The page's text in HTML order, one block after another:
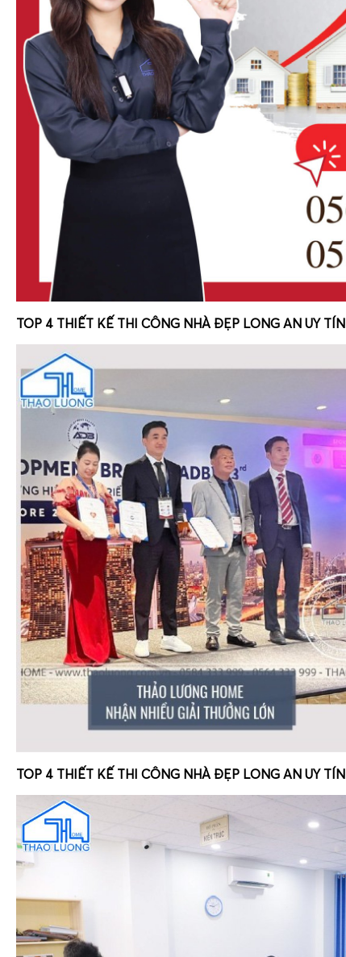
TOP 4 THIẾT KẾ THI CÔNG NHÀ ĐẸP LONG AN UY TÍN
TOP 4 THIẾT KẾ THI CÔNG NHÀ ĐẸP LONG AN UY TÍN